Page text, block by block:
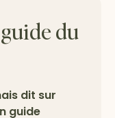
du
dit sur
guide